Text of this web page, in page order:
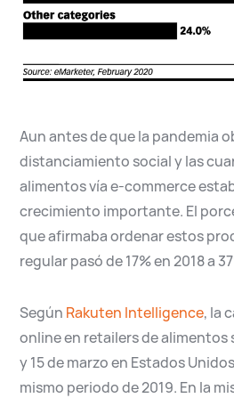
Aun antes de que la pandemia
distanciamiento social y las
alimentos vía e-commerce
crecimiento importante. El
que afirmaba ordenar estos
regular pasó de 17% en 2018 a
Según Rakuten Intelligence, la
online en retailers de alimentos
y 15 de marzo en Estados
mismo periodo de 2019. En la